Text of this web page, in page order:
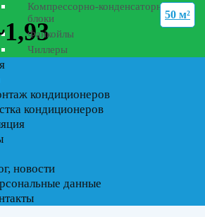
Компрессорно-конденсаторные
блоки
Фанкойлы
Чиллеры
кондиционеров
кондиционеров
новости
данные
50 м²